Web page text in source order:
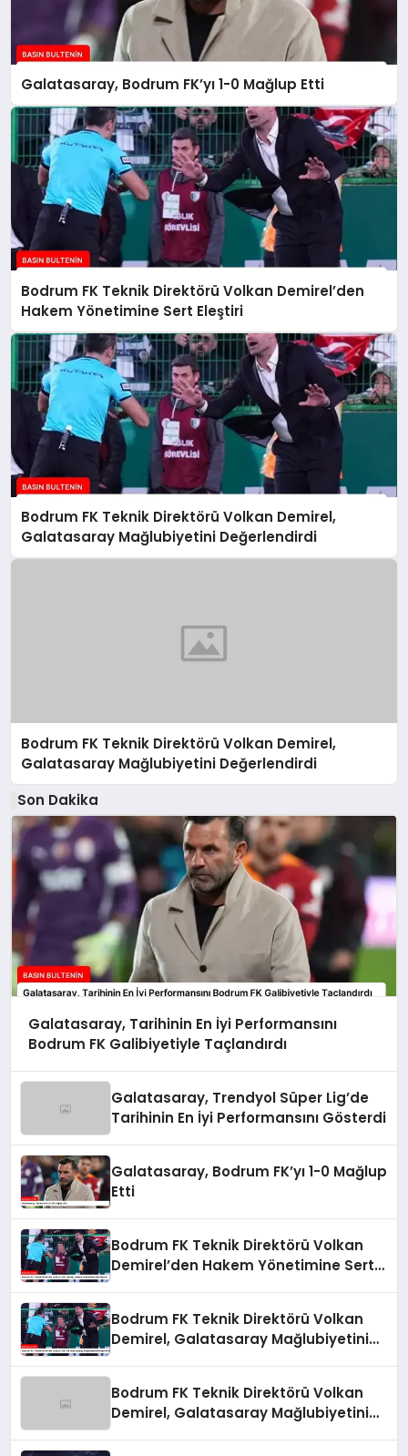
Galatasaray, Bodrum FK’yı 1-0 Mağlup Etti
Bodrum FK Teknik Direktörü Volkan Demirel’den
Hakem Yönetimine Sert Eleştiri
Bodrum FK Teknik Direktörü Volkan Demirel,
Galatasaray Mağlubiyetini Değerlendirdi
Bodrum FK Teknik Direktörü Volkan Demirel,
Galatasaray Mağlubiyetini Değerlendirdi
Son Dakika
Galatasaray, Tarihinin En İyi Performansını
Bodrum FK Galibiyetiyle Taçlandırdı
Galatasaray, Trendyol Süper Lig’de
Tarihinin En İyi Performansını Gösterdi
Galatasaray, Bodrum FK’yı 1-0 Mağlup
Etti
Bodrum FK Teknik Direktörü Volkan
Demirel’den Hakem Yönetimine Sert
Bodrum FK Teknik Direktörü Volkan
Demirel, Galatasaray Mağlubiyetini
Bodrum FK Teknik Direktörü Volkan
Demirel, Galatasaray Mağlubiyetini